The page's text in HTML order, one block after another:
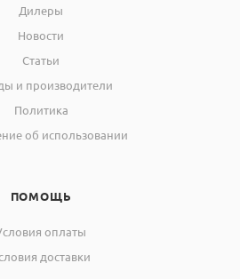
Дилеры
Новости
Статьи
и производители
Политика
об использовании
ПОМОЩЬ
оплаты
доставки